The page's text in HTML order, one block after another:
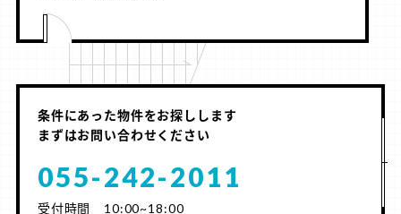
条件にあった物件をお探しします
まずはお問い合わせください
055-242-2011
受付時間 10:00~18:00